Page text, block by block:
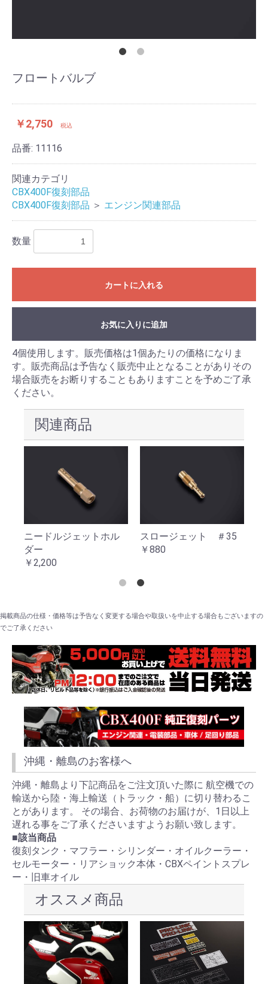
フロートバルブ
￥2,750 税込
品番: 11116
関連カテゴリ
CBX400F復刻部品
CBX400F復刻部品 ＞ エンジン関連部品
数量
カートに入れる
お気に入りに追加
4個使用します。販売価格は1個あたりの価格になりま
す。販売商品は予告なく販売中止となることがありその
場合販売をお断りすることもありますことを予めご了承
ください。
関連商品
ニードルジェットホル
ダー
￥2,200
スロージェット ＃35
￥880
掲載商品の仕様・価格等は予告なく変更する場合や取扱いを中止する場合もございますの
でご了承ください
沖縄・離島のお客様へ
沖縄・離島より下記商品をご注文頂いた際に 航空機での
輸送から陸・海上輸送（トラック・船）に切り替わるこ
とがあります。 その場合、お荷物のお届けが、1日以上
遅れる事をご了承くださいますようお願い致します。
■該当商品
復刻タンク・マフラー・シリンダー・オイルクーラー・
セルモーター・リアショック本体・CBXペイントスプレ
ー・旧車オイル
オススメ商品